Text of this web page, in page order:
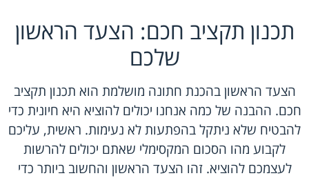
תכנון תקציב חכם: הצעד הראשון
שלכם
הצעד הראשון בהכנת חתונה מושלמת הוא תכנון תקציב
חכם. ההבנה של כמה אנחנו יכולים להוציא היא חיונית כדי
להבטיח שלא ניתקל בהפתעות לא נעימות. ראשית, עליכם
לקבוע מהו הסכום המקסימלי שאתם יכולים להרשות
לעצמכם להוציא. זהו הצעד הראשון והחשוב ביותר כדי